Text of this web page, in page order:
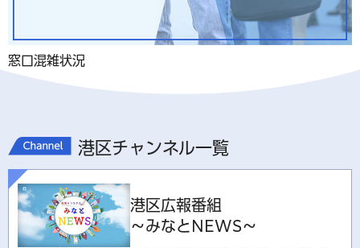
窓口混雑状況
港区チャンネル一覧
港区広報番組
～みなとNEWS～